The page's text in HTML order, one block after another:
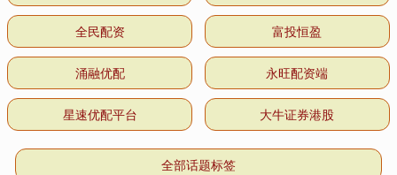
全民配资 富投恒盈
涌融优配 永旺配资端
星速优配平台 大牛证券港股
全部话题标签